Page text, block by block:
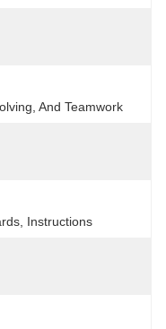
And Teamwork
Instructions